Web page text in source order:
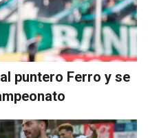
puntero Ferro y se